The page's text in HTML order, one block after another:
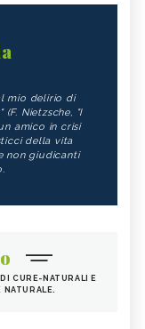
mio delirio di
Nietzsche, "I
amico in crisi
della vita
non giudicanti
CURE-NATURALI E